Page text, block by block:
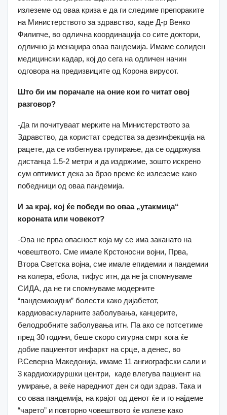
излеземе од оваа криза е да ги следиме препораките
на Министерството за здравство, каде Д-р Венко
Филипче, во одлична координација со сите доктори,
одлично ја менаџира оваа пандемија. Имаме солиден
медицински кадар, кој до сега на одличен начин
одговора на предизвиците од Корона вирусот.
Што би им порачале на оние кои го читат овој
разговор?
-Да ги почитуваат мерките на Министерството за
Здравство, да користат средства за дезинфекција на
рацете, да се избегнува групирање, да се оддржува
дистанца 1.5-2 метри и да издржиме, зошто искрено
сум оптимист дека за брзо време ќе излеземе како
победници од оваа пандемија.
И за крај, кој ќе победи во оваа „утакмица“
короната или човекот?
-Ова не прва опасност која му се има заканато на
човештвото. Сме имале Крстоносни војни, Прва,
Втора Светска војна, сме имале епидемии и пандемии
на колера, ебола, тифус итн, да не ја спомнуваме
СИДА, да не ги спомнуваме модерните
“пандемиоидни” болести како дијабетот,
кардиоваскуларните заболувања, канцерите,
белодробните заболувања итн. Па ако се потсетиме
пред 30 години, беше скоро сигурна смрт кога ќе
добие пациентот инфаркт на срце, а денес, во
Р.Северна Македонија, имаме 11 ангиографски сали и
3 кардиохируршки центри, каде влегува пациент на
умирање, а веќе наредниот ден си оди здрав. Така и
со оваа пандемија, на крајот од денот ќе и го најдеме
“чарето” и повторно човештвото ќе излезе како